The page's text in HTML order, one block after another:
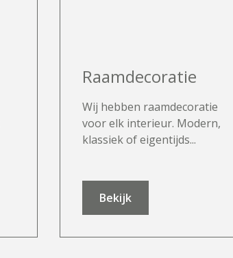
Raamdecoratie
Wij hebben raamdecoratie
voor elk interieur. Modern,
klassiek of eigentijds...
Bekijk